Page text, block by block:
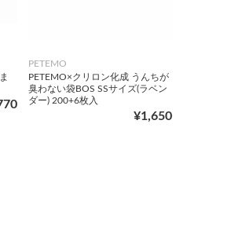
PETEMO
PETEMO×クリロン化成 うんちが
臭わない袋BOS SSサイズ(ラベン
ダー) 200+6枚入
¥1,650